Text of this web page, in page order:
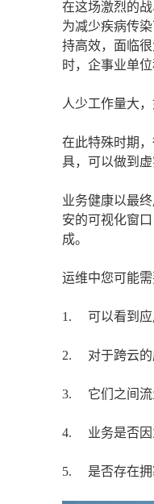
在这场激烈的
为减少疾病传
持高效，面临
时，企事业单
人少工作量大
在此特殊时期
具，可以做到
业务健康以最
安的可视化窗
成。
运维中您可能
1. 可以看到应
2. 对于跨云的
3. 它们之间流
4. 业务是否因
5. 是否存在拥